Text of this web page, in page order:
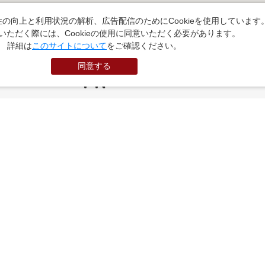
PR
向上と利用状況の解析、広告配信のためにCookieを使用しています。
ただく際には、Cookieの使用に同意いただく必要があります。
詳細はこのサイトについてをご確認ください。
同意する